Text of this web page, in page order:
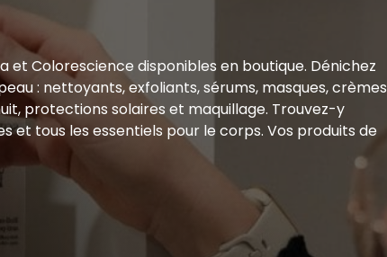
et Colorescience disponibles en boutique. Dénichez
: nettoyants, exfoliants, sérums, masques, crèmes
protections solaires et maquillage. Trouvez-y
tous les essentiels pour le corps. Vos produits de